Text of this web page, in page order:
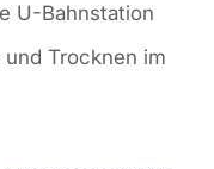
U-Bahnstation
Trocknen im